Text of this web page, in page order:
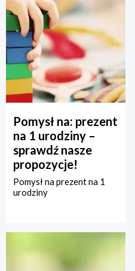
Pomysł na: prezent
na 1 urodziny –
sprawdź nasze
propozycje!
Pomysł na prezent na 1
urodziny